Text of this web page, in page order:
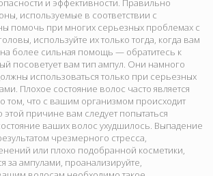
и эффективности. Правильно
используемые в соответствии с
помочь при многих серьезных проблемах с
используйте их только тогда, когда вам
более сильная помощь — обратитесь к
посоветует вам тип ампул. Они намного
использоваться только при серьезных
Плохое состояние волос часто является
том, что с вашим организмом происходит
этой причине вам следует попытаться
ваших волос ухудшилось. Выпадение
чрезмерного стресса,
или плохо подобранной косметики,
за ампулами, проанализируйте,